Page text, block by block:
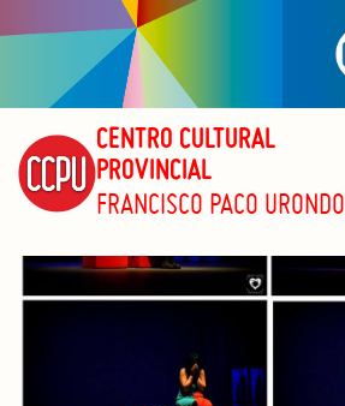
CENTRO CULTURAL
PROVINCIAL
FRANCISCO PACO URONDO